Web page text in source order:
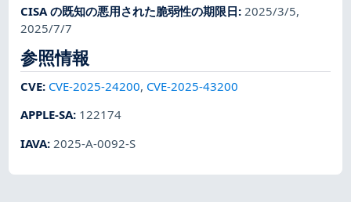
CISA の既知の悪用された脆弱性の期限日:2025/3/5,
2025/7/7
参照情報
CVE: CVE-2025-24200, CVE-2025-43200
APPLE-SA: 122174
IAVA: 2025-A-0092-S